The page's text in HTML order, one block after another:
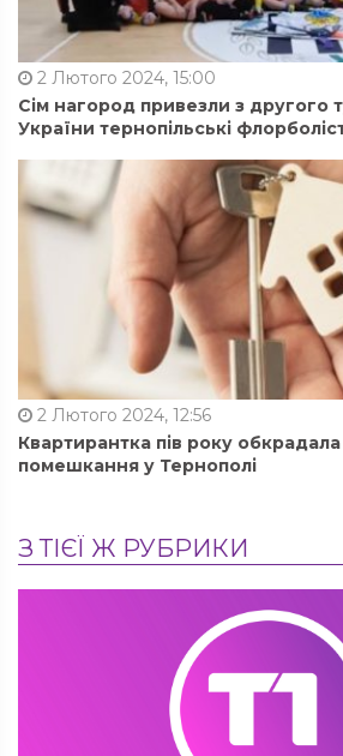
2 Лютого 2024, 15:00
Сім нагород привезли з другого
України тернопільські
2 Лютого 2024, 12:56
Квартирантка пів року
помешкання у Тернополі
З ТІЄЇ Ж РУБРИКИ